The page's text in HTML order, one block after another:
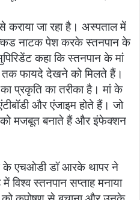
कराया जा रहा है। अस्पताल में
नाटक पेश करके स्तनपान के
कहा कि स्तनपान के मां
तक फायदे देखने को मिलते हैं।
प्रकृति का तरीका है। मां के
और एंजाइम होते हैं। जो
को मजबूत बनाते हैं और इंफेक्शन
के एचओडी डॉ आरके थापर ने
स्तनपान सप्ताह मनाया